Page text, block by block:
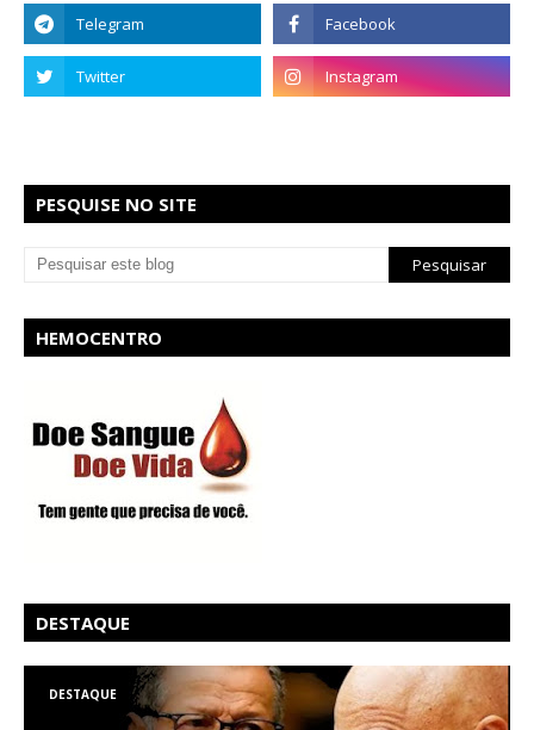
PESQUISE NO SITE
HEMOCENTRO
DESTAQUE
DESTAQUE